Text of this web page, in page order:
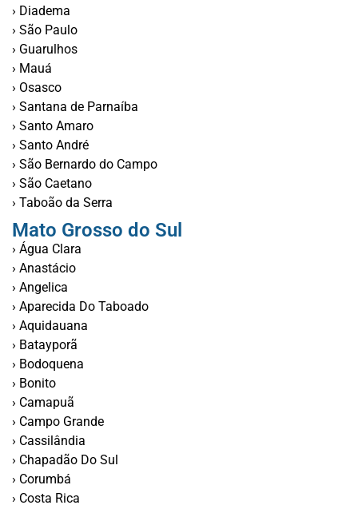
› Diadema
› São Paulo
› Guarulhos
› Mauá
› Osasco
› Santana de Parnaíba
› Santo Amaro
› Santo André
› São Bernardo do Campo
› São Caetano
› Taboão da Serra
Mato Grosso do Sul
› Água Clara
› Anastácio
› Angelica
› Aparecida Do Taboado
› Aquidauana
› Batayporã
› Bodoquena
› Bonito
› Camapuã
› Campo Grande
› Cassilândia
› Chapadão Do Sul
› Corumbá
› Costa Rica